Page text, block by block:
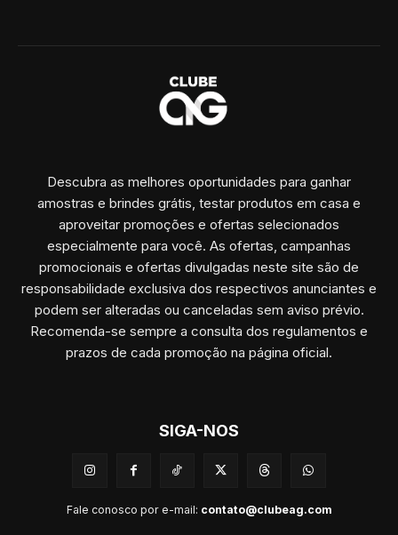
Descubra as melhores oportunidades para ganhar
amostras e brindes grátis, testar produtos em casa e
aproveitar promoções e ofertas selecionados
especialmente para você. As ofertas, campanhas
promocionais e ofertas divulgadas neste site são de
responsabilidade exclusiva dos respectivos anunciantes e
podem ser alteradas ou canceladas sem aviso prévio.
Recomenda-se sempre a consulta dos regulamentos e
prazos de cada promoção na página oficial.
SIGA-NOS
Fale conosco por e-mail: contato@clubeag.com